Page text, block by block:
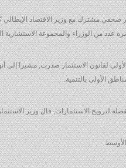
مشترك مع وزير الاقتصاد الإيطالي
عدد من الوزراء والمجموعة الاستشارية
لقانون الاستثمار صدرت, مشيرا إلى
الأولى بالتنمية.
لترويج الاستثمارات, قال وزير